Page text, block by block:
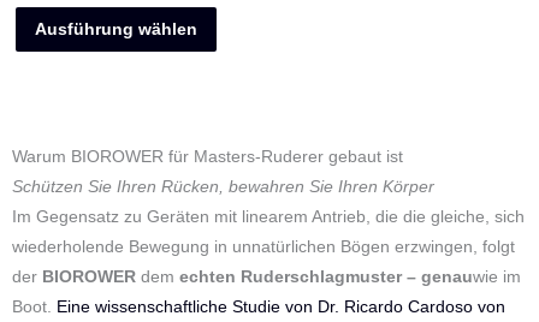
Ausführung wählen
Warum BIOROWER für Masters-Ruderer gebaut ist
Schützen Sie Ihren Rücken, bewahren Sie Ihren Körper
Im Gegensatz zu Geräten mit linearem Antrieb, die die gleiche, sich
wiederholende Bewegung in unnatürlichen Bögen erzwingen, folgt
der BIOROWER dem echten Ruderschlagmuster – genauwie im
Boot. Eine wissenschaftliche Studie von Dr. Ricardo Cardoso von